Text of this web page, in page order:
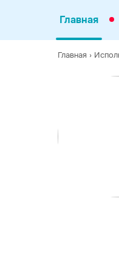
Главная
Главная ›
8mm -